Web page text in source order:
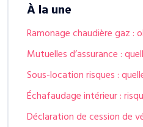
À la une
Ramonage chaudière gaz :
Mutuelles d’assurance :
Sous-location risques :
Échafaudage intérieur :
Déclaration de cession de